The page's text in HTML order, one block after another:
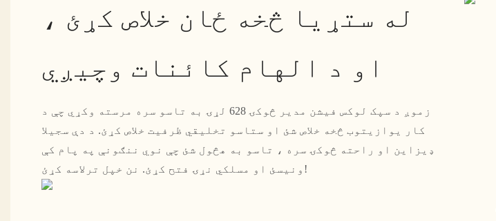
له ستړیا څخه ځان خلاص کړئ ،
او د الهام کائنات وچیږي
زموږ د سپک لوکس فیشن مدیر څوکۍ 628 لړۍ به تاسو سره مرسته وکړي چې د
کار یوازیتوب څخه خلاص شئ او ستاسو تخلیقي ظرفیت خلاص کړئ. د دې سجیلا
ډیزاین او راحته څوکۍ سره ، تاسو به هڅول شئ چې نوي ننګونې په پام کې
ونیسئ او مسلکي نړۍ فتح کړئ. نن خپل ترلاسه کړئ!